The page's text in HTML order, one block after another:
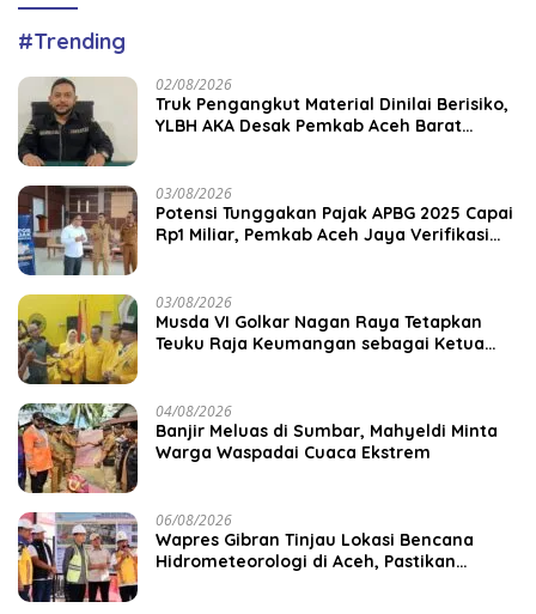
#Trending
02/08/2026
Truk Pengangkut Material Dinilai Berisiko,
YLBH AKA Desak Pemkab Aceh Barat
03/08/2026
Potensi Tunggakan Pajak APBG 2025 Capai
Rp1 Miliar, Pemkab Aceh Jaya Verifikasi
03/08/2026
Musda VI Golkar Nagan Raya Tetapkan
Teuku Raja Keumangan sebagai Ketua
04/08/2026
Banjir Meluas di Sumbar, Mahyeldi Minta
Warga Waspadai Cuaca Ekstrem
06/08/2026
Wapres Gibran Tinjau Lokasi Bencana
Hidrometeorologi di Aceh, Pastikan